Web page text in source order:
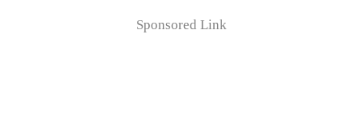
Sponsored Link